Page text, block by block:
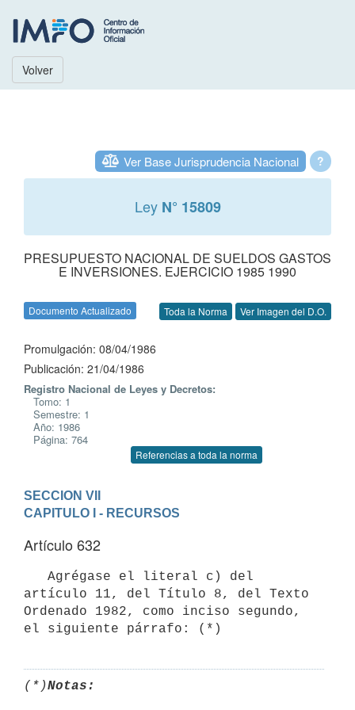
Volver
?
Ver Base Jurisprudencia Nacional
Ley N° 15809
PRESUPUESTO NACIONAL DE SUELDOS GASTOS
E INVERSIONES. EJERCICIO 1985 1990
Documento Actualizado Toda la Norma Ver Imagen del D.O.
Promulgación: 08/04/1986
Publicación: 21/04/1986
Registro Nacional de Leyes y Decretos:
Tomo: 1
Semestre: 1
Año: 1986
Página: 764
Referencias a toda la norma
SECCION VII
CAPITULO I - RECURSOS
Artículo 632
artículo 11, del Título 8, del Texto
Ordenado 1982, como inciso segundo,
(*)Notas: